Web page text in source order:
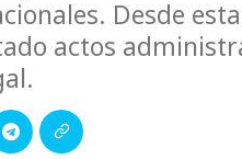
Desde
actos